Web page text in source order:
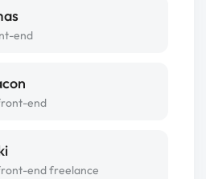
end
end
end freelance